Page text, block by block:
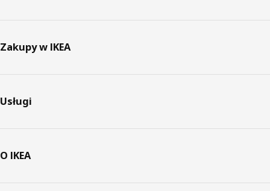
Zakupy w IKEA
Usługi
O IKEA